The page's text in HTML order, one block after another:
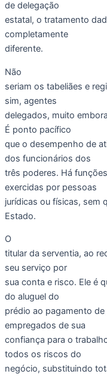
de delegação
estatal, o tratamento
completamente
diferente.
Não
seriam os tabeliães e
sim, agentes
delegados, muito
É ponto pacífico
que o desempenho de
dos funcionários dos
três poderes. Há
exercidas por pessoas
jurídicas ou físicas, sem
Estado.
O
titular da serventia, ao
seu serviço por
sua conta e risco. Ele é
do aluguel do
prédio ao pagamento
empregados de sua
confiança para o
todos os riscos do
negócio, substituindo